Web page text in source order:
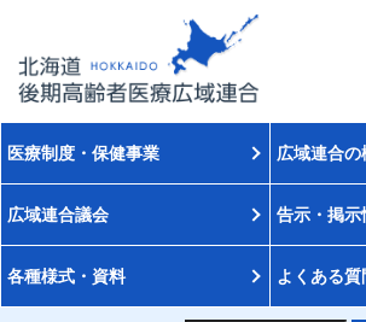
医療制度・保健事業 広域連合の
広域連合議会 告示・掲示
各種様式・資料 よくある質